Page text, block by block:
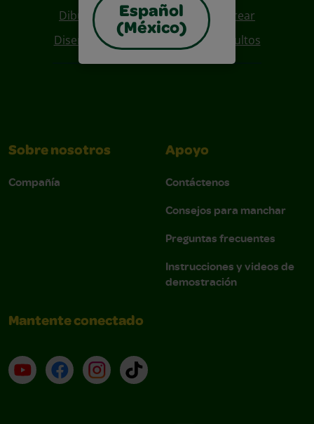
Español
(México)
Dibujos De Personajes Para Colorear
Diseños Para Coloreables Para Adultos
Sobre nosotros
Compañía
Apoyo
Contáctenos
Consejos para manchar
Preguntas frecuentes
Instrucciones y videos de
demostración
Mantente conectado
YouTube (en inglés)
Facebook (en inglés)
Instagram (en inglés)
TikTok